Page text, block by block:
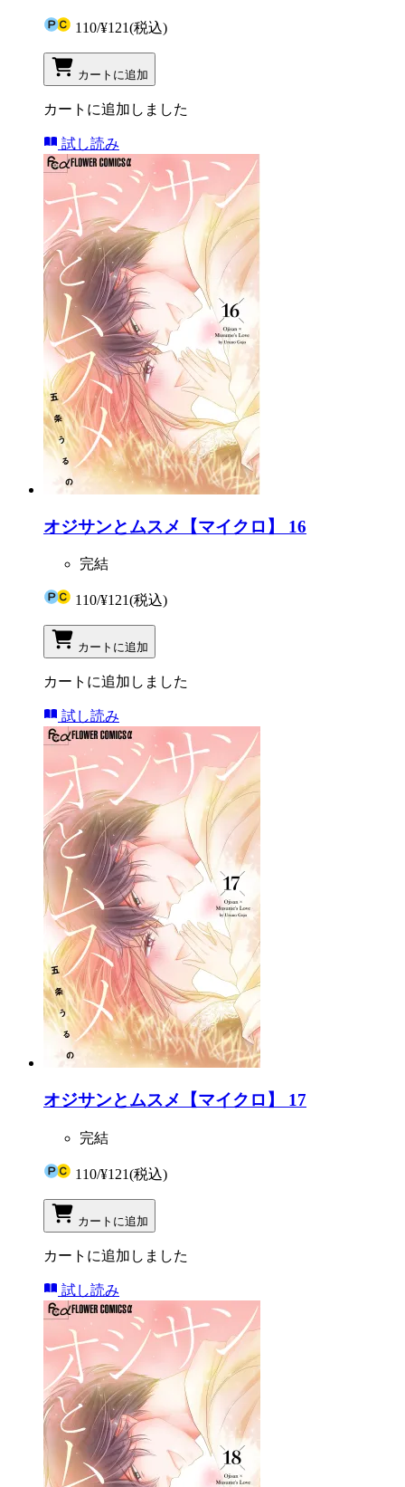
110/¥121(税込)
カートに追加
カートに追加しました
試し読み
オジサンとムスメ【マイクロ】 16
完結
110/¥121(税込)
カートに追加
カートに追加しました
試し読み
オジサンとムスメ【マイクロ】 17
完結
110/¥121(税込)
カートに追加
カートに追加しました
試し読み